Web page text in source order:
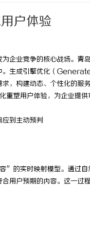
户体验
企业竞争的核心战场。
。生成引擎优化（
，构建动态、个性化的
重塑用户体验，为企业提
到主动预判
”的实时映射模型。通过
合用户预期的内容。这一